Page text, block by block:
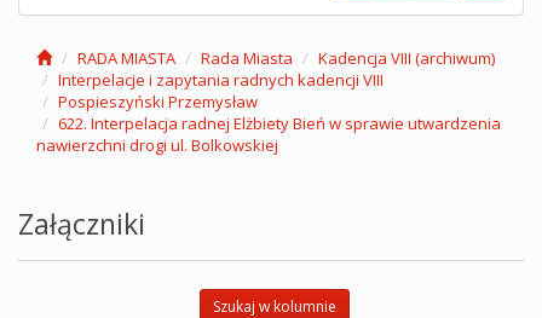
RADA MIASTA Rada Miasta
Kadencja VIII (archiwum)
Interpelacje i zapytania radnych kadencji VIII
Pospieszyński Przemysław
622. Interpelacja radnej Elżbiety Bień w sprawie utwardzenia
nawierzchni drogi ul. Bolkowskiej
Załączniki
Szukaj w kolumnie